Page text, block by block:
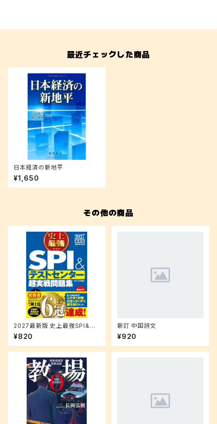
最近チェックした商品
日本経済の新地平
¥1,650
その他の商品
2027最新版 史上最強SPI&テ
ストセンター超実戦問題集
¥820
新訂 中国詩文
¥920